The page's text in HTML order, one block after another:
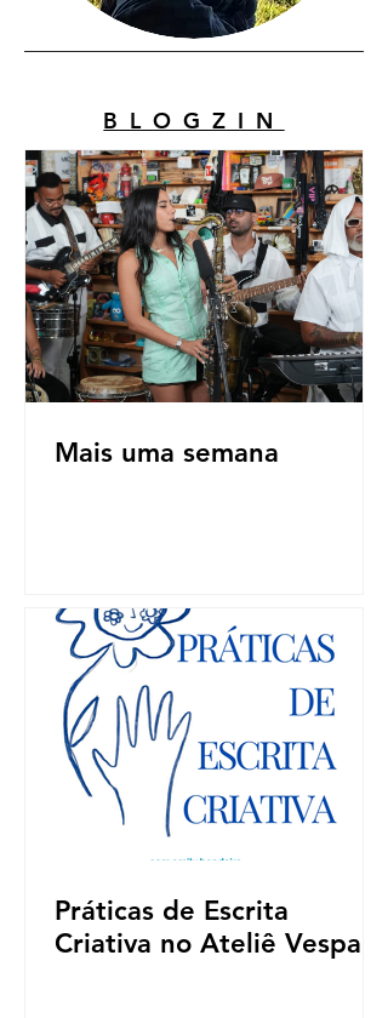
BLOGZIN
Mais uma semana
Práticas de Escrita
Criativa no Ateliê Vespa